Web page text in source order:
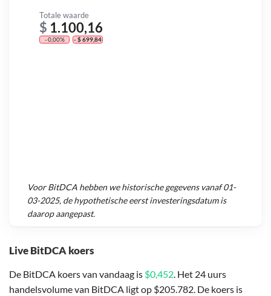
Live BitDCA koers
De BitDCA koers van vandaag is $0,452. Het 24 uurs
handelsvolume van BitDCA ligt op $205.782. De koers is
Totale waarde
$ 1.100,16
- 0,00% - $ 699,84
VoorBitDCA hebben we historische gegevens vanaf01-
03-2025, de hypothetische eerst investeringsdatum is
daarop aangepast.